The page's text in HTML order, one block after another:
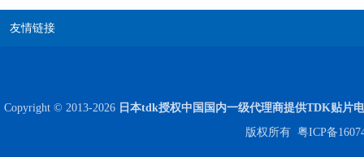
友情链接
Copyright © 2013-2026 日本tdk授权中国国内一级代理商提供TDK贴片
版权所有 粤ICP备